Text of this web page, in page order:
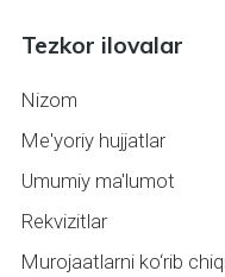
Tezkor ilovalar
Nizom
Me'yoriy hujjatlar
Umumiy ma'lumot
Rekvizitlar
Murojaatlarni ko‘rib